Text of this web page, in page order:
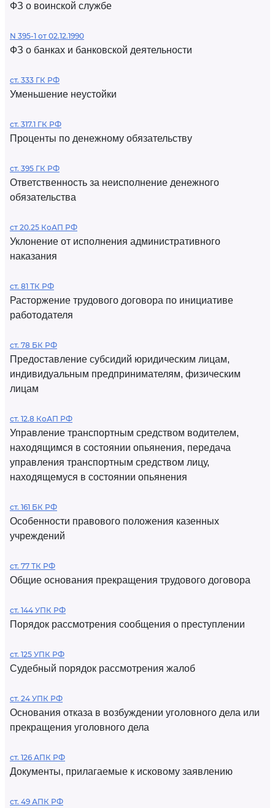
ФЗ о воинской службе
N 395-1 от 02.12.1990
ФЗ о банках и банковской деятельности
ст. 333 ГК РФ
Уменьшение неустойки
ст. 317.1 ГК РФ
Проценты по денежному обязательству
ст. 395 ГК РФ
Ответственность за неисполнение денежного
обязательства
ст 20.25 КоАП РФ
Уклонение от исполнения административного
наказания
ст. 81 ТК РФ
Расторжение трудового договора по инициативе
работодателя
ст. 78 БК РФ
Предоставление субсидий юридическим лицам,
индивидуальным предпринимателям, физическим
лицам
ст. 12.8 КоАП РФ
Управление транспортным средством водителем,
находящимся в состоянии опьянения, передача
управления транспортным средством лицу,
находящемуся в состоянии опьянения
ст. 161 БК РФ
Особенности правового положения казенных
учреждений
ст. 77 ТК РФ
Общие основания прекращения трудового договора
ст. 144 УПК РФ
Порядок рассмотрения сообщения о преступлении
ст. 125 УПК РФ
Судебный порядок рассмотрения жалоб
ст. 24 УПК РФ
Основания отказа в возбуждении уголовного дела или
прекращения уголовного дела
ст. 126 АПК РФ
Документы, прилагаемые к исковому заявлению
ст. 49 АПК РФ